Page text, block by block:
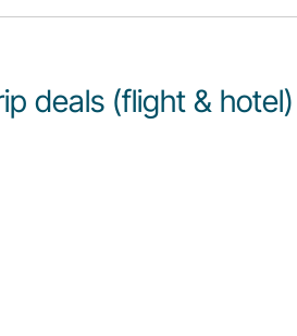
deals (flight & hotel)